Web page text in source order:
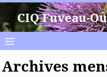
CIQ Fuveau-
Archives